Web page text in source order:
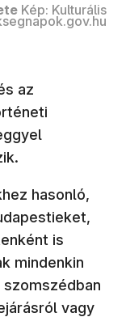
Kép: Kulturális
az
hasonló,
is
mindenkin
vagy